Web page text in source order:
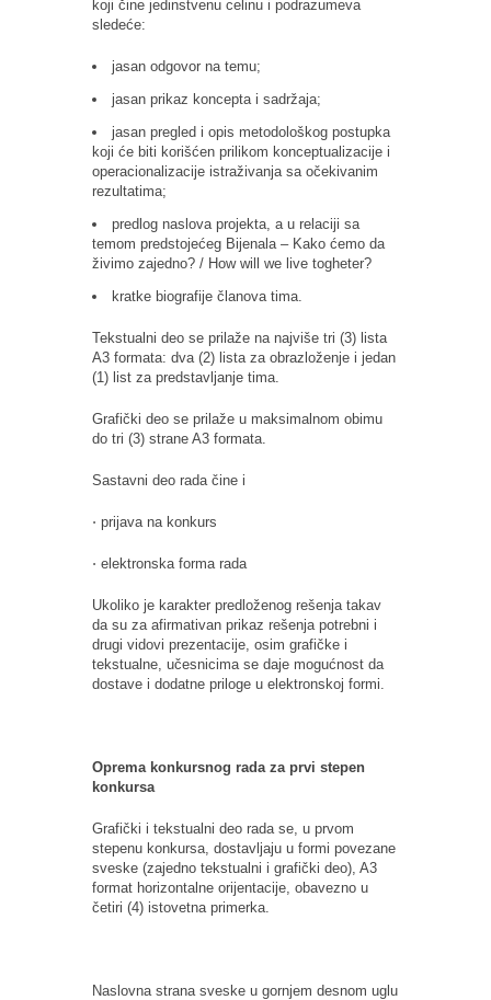
koji čine jedinstvenu celinu i podrazumeva
sledeće:
jasan odgovor na temu;
jasan prikaz koncepta i sadržaja;
jasan pregled i opis metodološkog postupka
koji će biti korišćen prilikom konceptualizacije i
operacionalizacije istraživanja sa očekivanim
rezultatima;
predlog naslova projekta, a u relaciji sa
temom predstojećeg Bijenala – Kako ćemo da
živimo zajedno? / How will we live togheter?
kratke biografije članova tima.
Tekstualni deo se prilaže na najviše tri (3) lista
A3 formata: dva (2) lista za obrazloženje i jedan
(1) list za predstavljanje tima.
Grafički deo se prilaže u maksimalnom obimu
do tri (3) strane A3 formata.
Sastavni deo rada čine i
⋅ prijava na konkurs
⋅ elektronska forma rada
Ukoliko je karakter predloženog rešenja takav
da su za afirmativan prikaz rešenja potrebni i
drugi vidovi prezentacije, osim grafičke i
tekstualne, učesnicima se daje mogućnost da
dostave i dodatne priloge u elektronskoj formi.
Oprema konkursnog rada za prvi stepen
konkursa
Grafički i tekstualni deo rada se, u prvom
stepenu konkursa, dostavljaju u formi povezane
sveske (zajedno tekstualni i grafički deo), A3
format horizontalne orijentacije, obavezno u
četiri (4) istovetna primerka.
Naslovna strana sveske u gornjem desnom uglu